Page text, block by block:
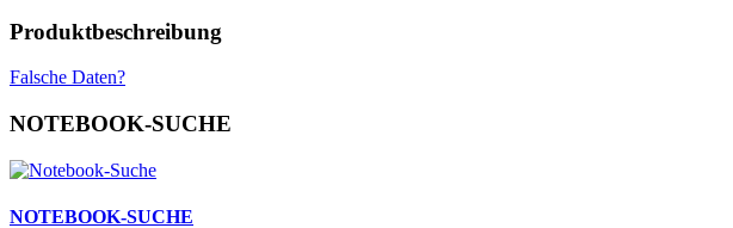
Produktbeschreibung
Falsche Daten?
NOTEBOOK-SUCHE
NOTEBOOK-SUCHE